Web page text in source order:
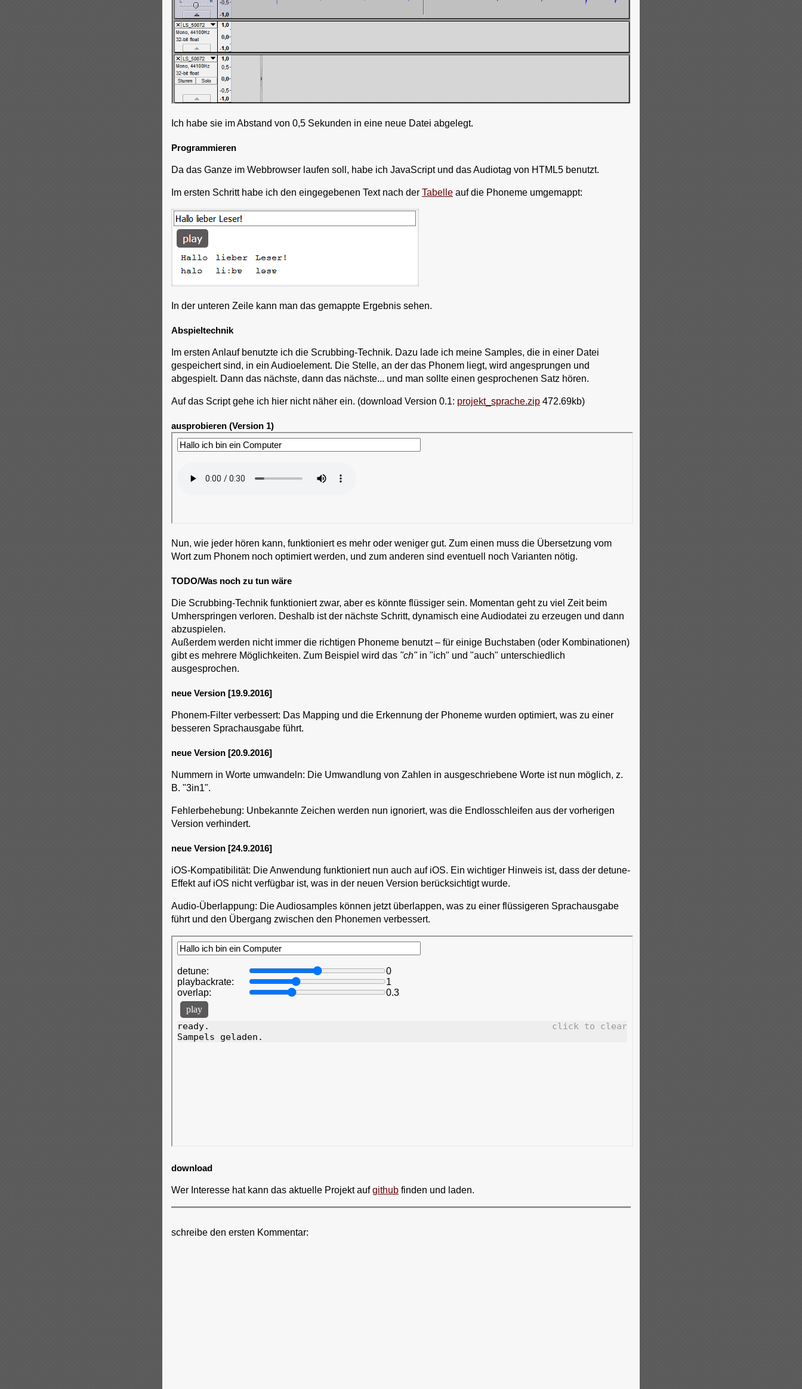
Ich habe sie im Abstand von 0,5 Sekunden in eine neue Datei abgelegt.
Programmieren
Da das Ganze im Webbrowser laufen soll, habe ich JavaScript und das Audiotag von HTML5 benutzt.
Im ersten Schritt habe ich den eingegebenen Text nach der Tabelle auf die Phoneme umgemappt:
In der unteren Zeile kann man das gemappte Ergebnis sehen.
Abspieltechnik
Im ersten Anlauf benutzte ich die Scrubbing-Technik. Dazu lade ich meine Samples, die in einer Datei
gespeichert sind, in ein Audioelement. Die Stelle, an der das Phonem liegt, wird angesprungen und
abgespielt. Dann das nächste, dann das nächste... und man sollte einen gesprochenen Satz hören.
Auf das Script gehe ich hier nicht näher ein. (download Version 0.1: projekt_sprache.zip 472.69kb)
ausprobieren (Version 1)
Nun, wie jeder hören kann, funktioniert es mehr oder weniger gut. Zum einen muss die Übersetzung vom
Wort zum Phonem noch optimiert werden, und zum anderen sind eventuell noch Varianten nötig.
TODO/Was noch zu tun wäre
Die Scrubbing-Technik funktioniert zwar, aber es könnte flüssiger sein. Momentan geht zu viel Zeit beim
Umherspringen verloren. Deshalb ist der nächste Schritt, dynamisch eine Audiodatei zu erzeugen und dann
abzuspielen.
Außerdem werden nicht immer die richtigen Phoneme benutzt – für einige Buchstaben (oder Kombinationen)
gibt es mehrere Möglichkeiten. Zum Beispiel wird das "ch"in "ich" und "auch" unterschiedlich
ausgesprochen.
neue Version [19.9.2016]
Phonem-Filter verbessert: Das Mapping und die Erkennung der Phoneme wurden optimiert, was zu einer
besseren Sprachausgabe führt.
neue Version [20.9.2016]
Nummern in Worte umwandeln: Die Umwandlung von Zahlen in ausgeschriebene Worte ist nun möglich, z.
B. "3in1".
Fehlerbehebung: Unbekannte Zeichen werden nun ignoriert, was die Endlosschleifen aus der vorherigen
Version verhindert.
neue Version [24.9.2016]
iOS-Kompatibilität: Die Anwendung funktioniert nun auch auf iOS. Ein wichtiger Hinweis ist, dass der detune-
Effekt auf iOS nicht verfügbar ist, was in der neuen Version berücksichtigt wurde.
Audio-Überlappung: Die Audiosamples können jetzt überlappen, was zu einer flüssigeren Sprachausgabe
führt und den Übergang zwischen den Phonemen verbessert.
download
Wer Interesse hat kann das aktuelle Projekt aufgithub finden und laden.
schreibe den ersten Kommentar: